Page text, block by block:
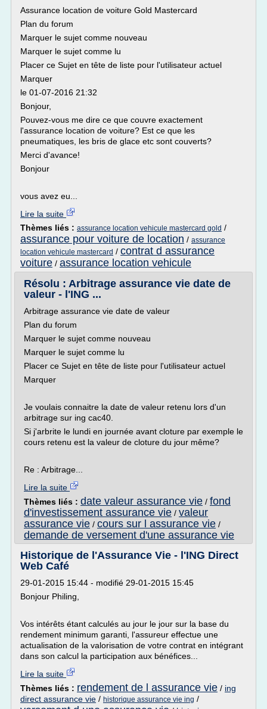
Assurance location de voiture Gold Mastercard
Plan du forum
Marquer le sujet comme nouveau
Marquer le sujet comme lu
Placer ce Sujet en tête de liste pour l'utilisateur actuel
Marquer
le 01-07-2016 21:32
Bonjour,
Pouvez-vous me dire ce que couvre exactement
l'assurance location de voiture? Est ce que les
pneumatiques, les bris de glace etc sont couverts?
Merci d'avance!
Bonjour
vous avez eu...
Lire la suite
Thèmes liés : assurance location vehicule mastercard gold /
assurance pour voiture de location / assurance
location vehicule mastercard / contrat d assurance
voiture / assurance location vehicule
Résolu : Arbitrage assurance vie date de
valeur - l'ING ...
Arbitrage assurance vie date de valeur
Plan du forum
Marquer le sujet comme nouveau
Marquer le sujet comme lu
Placer ce Sujet en tête de liste pour l'utilisateur actuel
Marquer
Je voulais connaitre la date de valeur retenu lors d'un
arbitrage sur ing cac40.
Si j'arbrite le lundi en journée avant cloture par exemple le
cours retenu est la valeur de cloture du jour même?
Re : Arbitrage...
Lire la suite
Thèmes liés : date valeur assurance vie / fond
d'investissement assurance vie / valeur
assurance vie / cours sur l assurance vie /
demande de versement d'une assurance vie
Historique de l'Assurance Vie - l'ING Direct
Web Café
29-01-2015 15:44 - modifié 29-01-2015 15:45
Bonjour Philing,
Vos intérêts étant calculés au jour le jour sur la base du
rendement minimum garanti, l'assureur effectue une
actualisation de la valorisation de votre contrat en intégrant
dans son calcul la participation aux bénéfices...
Lire la suite
Thèmes liés : rendement de l assurance vie / ing
direct assurance vie / historique assurance vie ing /